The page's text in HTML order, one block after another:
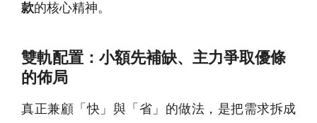
款的核心精神。
雙軌配置：小額先補缺、主力爭取優條
的佈局
真正兼顧「快」與「省」的做法，是把需求拆成